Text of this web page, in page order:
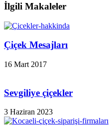
İlgili Makaleler
Çiçek Mesajları
16 Mart 2017
Sevgiliye çiçekler
3 Haziran 2023